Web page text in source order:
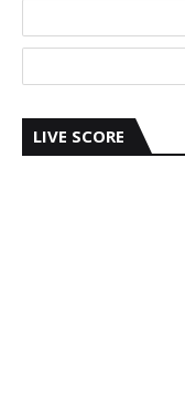
LIVE SCORE